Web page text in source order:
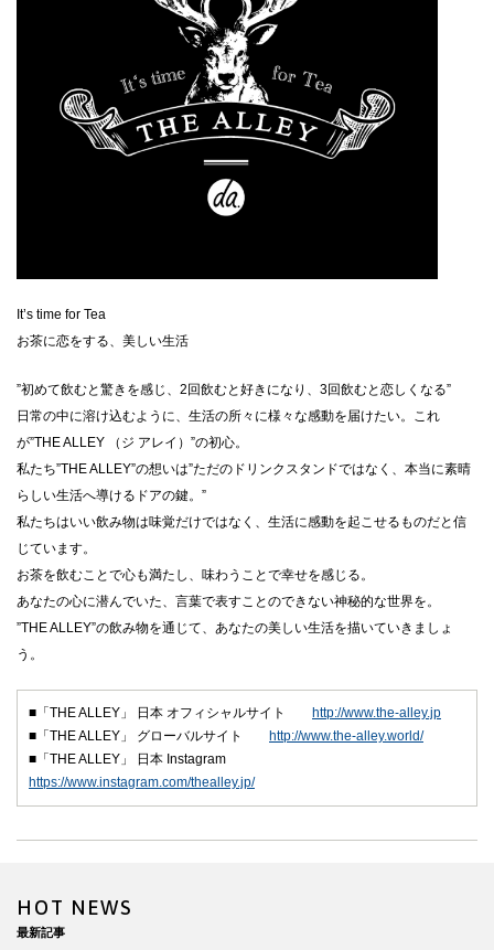
It’s time for Tea
お茶に恋をする、美しい生活
”初めて飲むと驚きを感じ、2回飲むと好きになり、3回飲むと恋しくなる”
日常の中に溶け込むように、生活の所々に様々な感動を届けたい。これ
が”THE ALLEY （ジ アレイ）”の初心。
私たち”THE ALLEY”の想いは”ただのドリンクスタンドではなく、本当に素晴
らしい生活へ導けるドアの鍵。”
私たちはいい飲み物は味覚だけではなく、生活に感動を起こせるものだと信
じています。
お茶を飲むことで心も満たし、味わうことで幸せを感じる。
あなたの心に潜んでいた、言葉で表すことのできない神秘的な世界を。
”THE ALLEY”の飲み物を通じて、あなたの美しい生活を描いていきましょ
う。
■「THE ALLEY」 日本 オフィシャルサイト http://www.the-alley.jp
■「THE ALLEY」 グローバルサイト http://www.the-alley.world/
■「THE ALLEY」 日本 Instagram
https://www.instagram.com/thealley.jp/
HOT NEWS
最新記事